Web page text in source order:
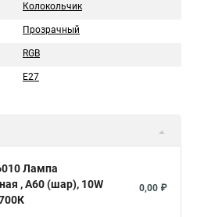
Колокольчик
Прозрачный
RGB
E27
Лампа
, A60 (шар), 10W
0,00 ₽